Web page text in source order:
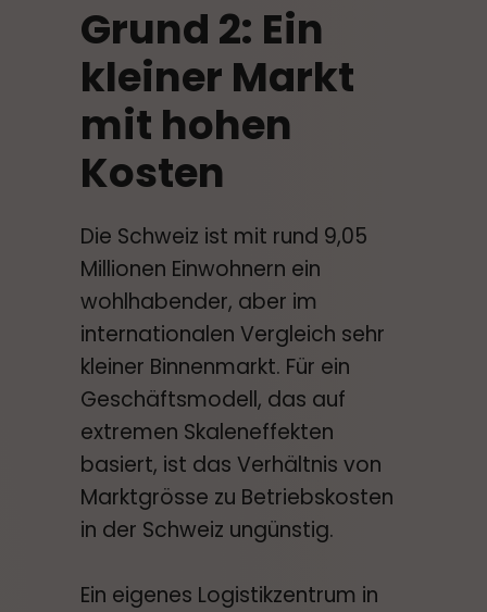
Grund 2: Ein
kleiner Markt
mit hohen
Kosten
Die Schweiz ist mit rund 9,05
Millionen Einwohnern ein
wohlhabender, aber im
internationalen Vergleich sehr
kleiner Binnenmarkt. Für ein
Geschäftsmodell, das auf
extremen Skaleneffekten
basiert, ist das Verhältnis von
Marktgrösse zu Betriebskosten
in der Schweiz ungünstig.
Ein eigenes Logistikzentrum in